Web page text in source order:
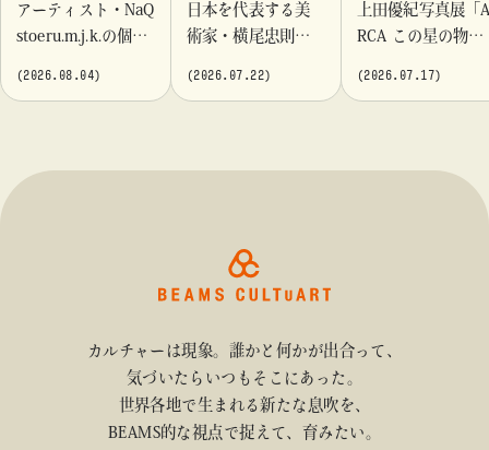
アーティスト・NaQ
stoeru.m.j.k.の個展
(2026.08.04)
日本を代表する美
術家・横尾忠則が
Y〉にて開催
(2026.07.22)
上田優紀写真展「
RCA この星の物
(2026.07.17)
カルチャーは現象。誰かと何かが出合って、
気づいたらいつもそこにあった。
世界各地で生まれる新たな息吹を、
BEAMS的な視点で捉えて、育みたい。